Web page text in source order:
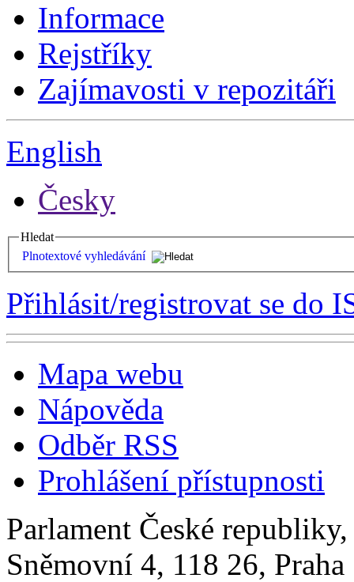
Informace
Rejstříky
Zajímavosti v repozitáři
English
Česky
Hledat
Plnotextové vyhledávání
Přihlásit/registrovat se do
Mapa webu
Nápověda
Odběr RSS
Prohlášení přístupnosti
Parlament České
Sněmovní 4, 118 26,